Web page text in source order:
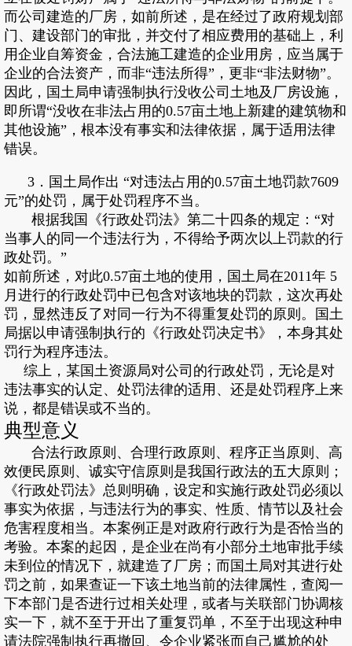
而公司建造的厂房，如前所述，是在经过了政府规划部
门、建设部门的审批，并交付了相应费用的基础上，利
用企业自筹资金，合法施工建造的企业用房，应当属于
企业的合法资产，而非“违法所得”，更非“非法财物”。
因此，国土局申请强制执行没收公司土地及厂房设施，
即所谓“没收在非法占用的0.57亩土地上新建的建筑物和
其他设施”，根本没有事实和法律依据，属于适用法律
错误。
3．国土局作出 “对违法占用的0.57亩土地罚款7609
元”的处罚，属于处罚程序不当。
根据我国《行政处罚法》第二十四条的规定：“对
当事人的同一个违法行为，不得给予两次以上罚款的行
政处罚。”
如前所述，对此0.57亩土地的使用，国土局在2011年 5
月进行的行政处罚中已包含对该地块的罚款，这次再处
罚，显然违反了对同一行为不得重复处罚的原则。国土
局据以申请强制执行的《行政处罚决定书》，本身其处
罚行为程序违法。
综上，某国土资源局对公司的行政处罚，无论是对
违法事实的认定、处罚法律的适用、还是处罚程序上来
说，都是错误或不当的。
典型意义
合法行政原则、合理行政原则、程序正当原则、高
效便民原则、诚实守信原则是我国行政法的五大原则；
《行政处罚法》总则明确，设定和实施行政处罚必须以
事实为依据，与违法行为的事实、性质、情节以及社会
危害程度相当。本案例正是对政府行政行为是否恰当的
考验。本案的起因，是企业在尚有小部分土地审批手续
未到位的情况下，就建造了厂房；而国土局对其进行处
罚之前，如果查证一下该土地当前的法律属性，查阅一
下本部门是否进行过相关处理，或者与关联部门协调核
实一下，就不至于开出了重复罚单，不至于出现这种申
请法院强制执行再撤回、令企业紧张而自己尴尬的处